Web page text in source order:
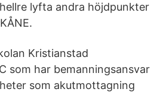
lyfta andra höjdpunkter
Kristianstad
som har bemanningsansvar
som akutmottagning